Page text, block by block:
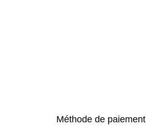
Méthode de paiement